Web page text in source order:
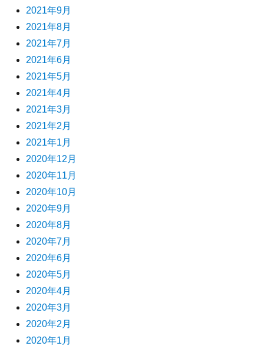
2021年9月
2021年8月
2021年7月
2021年6月
2021年5月
2021年4月
2021年3月
2021年2月
2021年1月
2020年12月
2020年11月
2020年10月
2020年9月
2020年8月
2020年7月
2020年6月
2020年5月
2020年4月
2020年3月
2020年2月
2020年1月